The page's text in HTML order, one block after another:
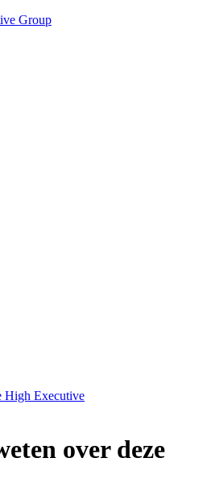
Group
Executive
over deze